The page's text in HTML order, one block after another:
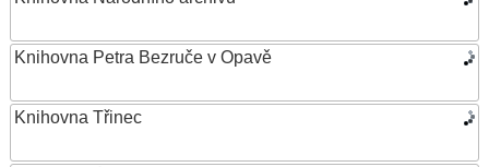
Knihovna Petra Bezruče v Opavě
Knihovna Třinec